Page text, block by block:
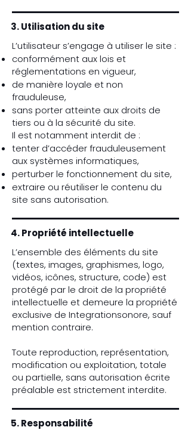
3. Utilisation du site
L’utilisateur s’engage à utiliser le site :
conformément aux lois et
réglementations en vigueur,
de manière loyale et non
frauduleuse,
sans porter atteinte aux droits de
tiers ou à la sécurité du site.
Il est notamment interdit de :
tenter d’accéder frauduleusement
aux systèmes informatiques,
perturber le fonctionnement du site,
extraire ou réutiliser le contenu du
site sans autorisation.
4. Propriété intellectuelle
L’ensemble des éléments du site
(textes, images, graphismes, logo,
vidéos, icônes, structure, code) est
protégé par le droit de la propriété
intellectuelle et demeure la propriété
exclusive de Integrationsonore, sauf
mention contraire.
Toute reproduction, représentation,
modification ou exploitation, totale
ou partielle, sans autorisation écrite
préalable est strictement interdite.
5. Responsabilité